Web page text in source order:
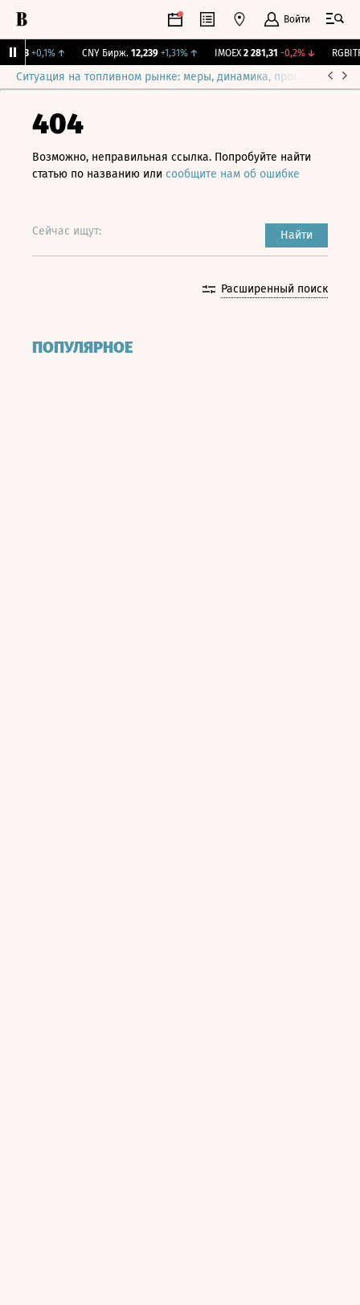
Войти
+0,1% ↑ CNY Бирж. 12,239 +1,31% ↑ IMOEX 2 281,31 -0,2%↓ RGBITR
Ситуация на топливном рынке: меры, динамика, прогнозы
404
Возможно, неправильная ссылка. Попробуйте найти
статью по названию или сообщите нам об ошибке
Сейчас ищут: Найти
Расширенный поиск
ПОПУЛЯРНОЕ